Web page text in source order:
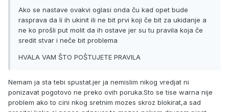
Ako se nastave ovakvi oglasi onda ču kad opet bude
rasprava da li ih ukinit ili ne bit prvi koji če bit za ukidanje a
ne ko prošli put molit da ih ostave jer su tu pravila koja če
sredit stvar i neče bit problema
HVALA VAM ŠTO POŠTUJETE PRAVILA
Nemam ja sta tebi spustat.jer ja nemislim nikog vredjat ni
ponizavat pogotovo ne preko ovih poruka.Sto se tise warna nije
problem ako to cini nkog sretnim mozes skroz blokirat,a sad